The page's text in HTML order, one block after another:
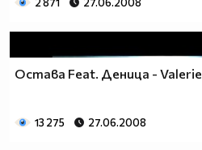
2 871 27.06.2008
Остава Feat. Деница - Valerie
13 275 27.06.2008